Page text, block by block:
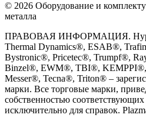
© 2026 Оборудование и
металла
ПРАВОВАЯ ИНФОРМАЦИЯ.
Thermal Dynamics®, ESAB®,
Bystronic®, Pricetec®, Trumpf®,
Binzel®, EWM®, TBI®,
Messer®, Tecna®, Triton® –
марки. Все торговые марки,
собственностью
исключительно для справок.